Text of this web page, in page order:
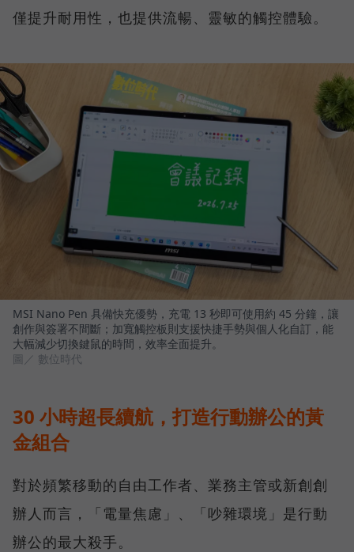
僅提升耐用性，也提供流暢、靈敏的觸控體驗。
MSI Nano Pen 具備快充優勢，充電 13 秒即可使用約 45 分鐘，讓
創作與簽署不間斷；加寬觸控板則支援快捷手勢與個人化自訂，能
大幅減少切換鍵鼠的時間，效率全面提升。
圖／ 數位時代
30 小時超長續航，打造行動辦公的黃
金組合
對於頻繁移動的自由工作者、業務主管或新創創
辦人而言，「電量焦慮」、「吵雜環境」是行動
辦公的最大殺手。